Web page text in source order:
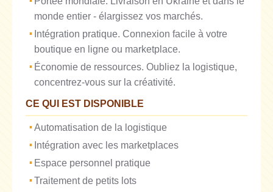
monde entier - élargissez vos marchés.
Intégration pratique. Connexion facile à votre
boutique en ligne ou marketplace.
Économie de ressources. Oubliez la logistique,
concentrez-vous sur la créativité.
CE QUI EST DISPONIBLE
Automatisation de la logistique
Intégration avec les marketplaces
Espace personnel pratique
Traitement de petits lots